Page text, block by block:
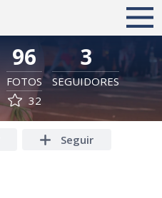
96
FOTOS
32
3
SEGUIDORES
Seguir